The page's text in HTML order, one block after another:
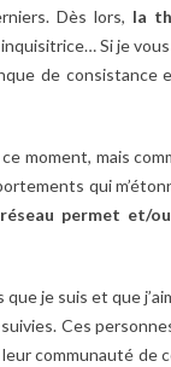
Dès lors, la
Si je vous
de consistance
moment, mais
qui
permet et/
je suis et que
Ces
communauté de